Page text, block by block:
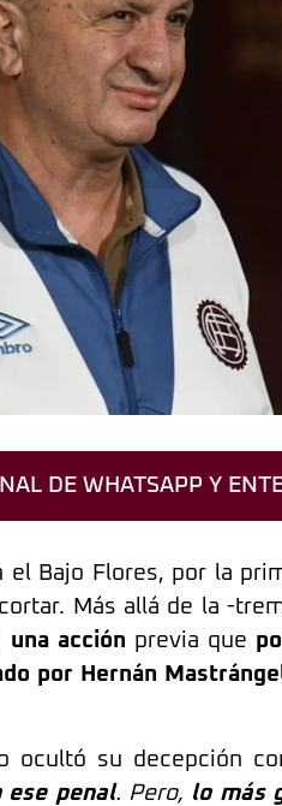
DE WHATSAPP Y
Bajo Flores, por la
Más allá de la -
una acción previa que
por Hernán
ocultó su decepción
ese penal. Pero, lo más